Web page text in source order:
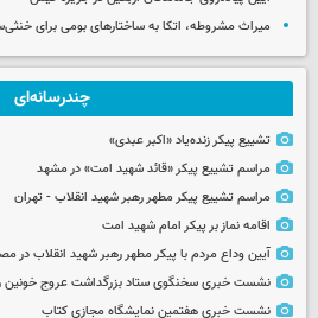
میراث مشروطه، اتکا به ساختارهای بومی برای
چندرسانه‌ای
تشییع پیکر زنده‌یاد «اکبر عبدی»
مراسم تشییع پیکر «قائد شهید امت» در مشهد
مراسم تشییع پیکر مطهر رهبر شهید انقلاب - تهران
اقامه نماز بر پیکر امام شهید امت
آیین وداع مردم با پیکر مطهر رهبر شهید انقلاب در
نشست خبری سخنگوی ستاد بزرگداشت عروج خونین
نشست خبری هفتمین نمایشگاه مجازی کتاب